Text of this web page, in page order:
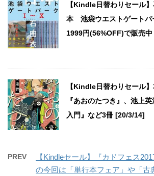
【Kindle日替わりセール
本 池袋ウエストゲート
1999円(56%OFF)で販売
【Kindle日替わりセール
『あおのたつき』、池上
入門』など3冊 [20/3/14]
PREV
【Kindleセール】『カドフェス
の今回は「単行本フェア」や「古